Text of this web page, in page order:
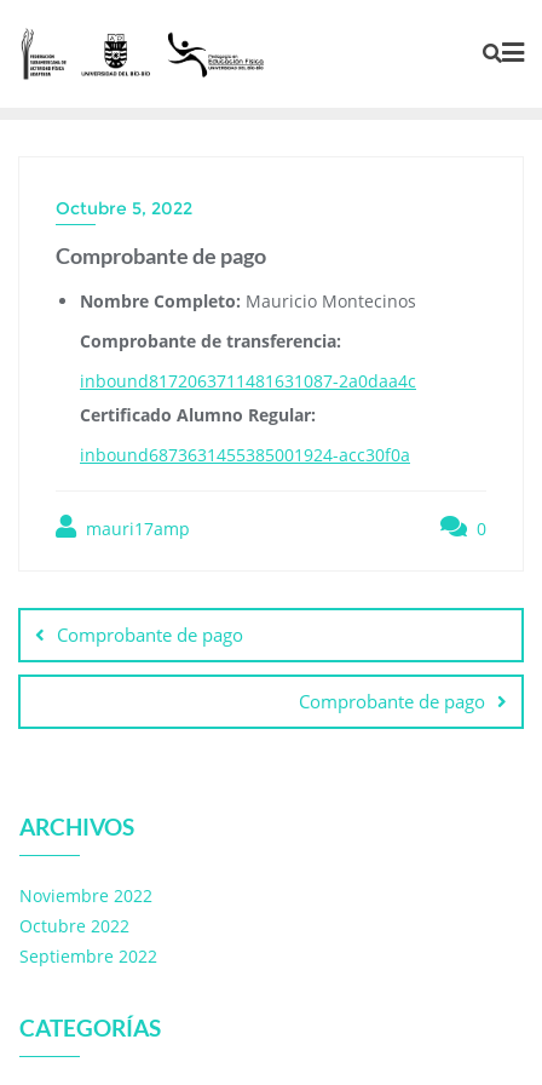
Octubre 5, 2022
Comprobante de pago
Nombre Completo: Mauricio Montecinos
Comprobante de transferencia:
inbound8172063711481631087-2a0daa4c
Certificado Alumno Regular:
inbound6873631455385001924-acc30f0a
mauri17amp 0
Comprobante de pago
Comprobante de pago
ARCHIVOS
Noviembre 2022
Octubre 2022
Septiembre 2022
CATEGORÍAS